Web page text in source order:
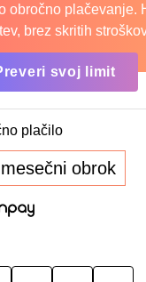
obročno plačevanje.
brez skritih
svoj limit
plačilo
obrok